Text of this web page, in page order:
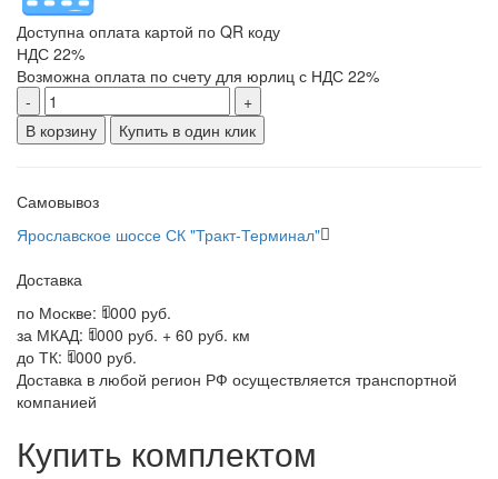
Доступна оплата картой по QR коду
НДС 22%
Возможна оплата по счету для юрлиц с НДС 22%
-
+
В корзину
Купить в один клик
Самовывоз
Ярославское шоссе СК "Тракт-Терминал"
Доставка
по Москве: 1000 руб.
за МКАД: 1000 руб. + 60 руб. км
до ТК: 1000 руб.
Доставка в любой регион РФ осуществляется транспортной
компанией
Купить комплектом